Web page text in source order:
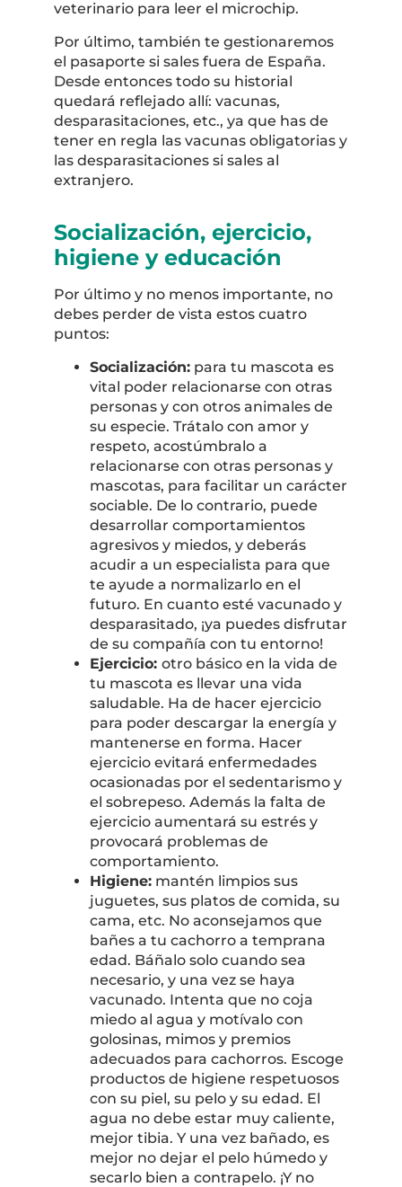
veterinario para leer el microchip.
Por último, también te gestionaremos
el pasaporte si sales fuera de España.
Desde entonces todo su historial
quedará reflejado allí: vacunas,
desparasitaciones, etc., ya que has de
tener en regla las vacunas obligatorias y
las desparasitaciones si sales al
extranjero.
Socialización, ejercicio,
higiene y educación
Por último y no menos importante, no
debes perder de vista estos cuatro
puntos:
Socialización: para tu mascota es
vital poder relacionarse con otras
personas y con otros animales de
su especie. Trátalo con amor y
respeto, acostúmbralo a
relacionarse con otras personas y
mascotas, para facilitar un carácter
sociable. De lo contrario, puede
desarrollar comportamientos
agresivos y miedos, y deberás
acudir a un especialista para que
te ayude a normalizarlo en el
futuro. En cuanto esté vacunado y
desparasitado, ¡ya puedes disfrutar
de su compañía con tu entorno!
Ejercicio: otro básico en la vida de
tu mascota es llevar una vida
saludable. Ha de hacer ejercicio
para poder descargar la energía y
mantenerse en forma. Hacer
ejercicio evitará enfermedades
ocasionadas por el sedentarismo y
el sobrepeso. Además la falta de
ejercicio aumentará su estrés y
provocará problemas de
comportamiento.
Higiene: mantén limpios sus
juguetes, sus platos de comida, su
cama, etc. No aconsejamos que
bañes a tu cachorro a temprana
edad. Báñalo solo cuando sea
necesario, y una vez se haya
vacunado. Intenta que no coja
miedo al agua y motívalo con
golosinas, mimos y premios
adecuados para cachorros. Escoge
productos de higiene respetuosos
con su piel, su pelo y su edad. El
agua no debe estar muy caliente,
mejor tibia. Y una vez bañado, es
mejor no dejar el pelo húmedo y
secarlo bien a contrapelo. ¡Y no